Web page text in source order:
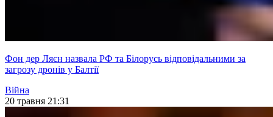
Фон дер Ляєн назвала РФ та Білорусь відповідальними за
загрозу дронів у Балтії
Війна
20 травня 21:31